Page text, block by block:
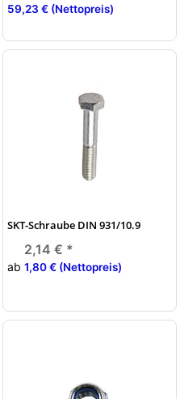
59,23 € (Nettopreis)
SKT-Schraube DIN 931/10.9
ab
2,14 € *
1,80 € (Nettopreis)